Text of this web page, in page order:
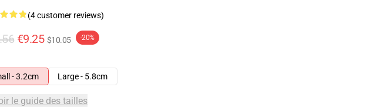
(4 customer reviews)
€9.25 $10.05 -20%
- 3.2cm
Large - 5.8cm
le guide des tailles